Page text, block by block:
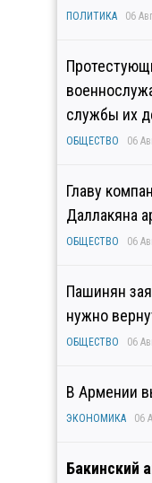
ПОЛИТИКА 06
службы их
ОБЩЕСТВО 06
Главу
Даллакяна
ОБЩЕСТВО 06
Пашинян
нужно
ОБЩЕСТВО 06
В Армении
ЭКОНОМИКА 06
Бакинский